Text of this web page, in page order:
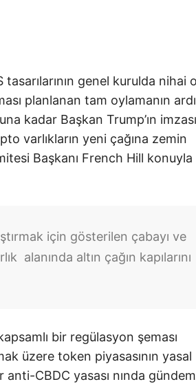
genel kurulda nihai
planlanan tam oylamanın
kadar Başkan Trump’ın
varlıkların yeni çağına zemin
Başkanı French Hill konuyla
için gösterilen çabayı ve
alanında altın çağın kapılarını
bir regülasyon şeması
üzere token piyasasının yasal
CBDC yasası nında